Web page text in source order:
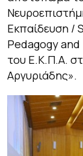
Εκπαίδευση /
Pedagogy
του Ε.Κ.Π.Α.
Αργυριάδης».